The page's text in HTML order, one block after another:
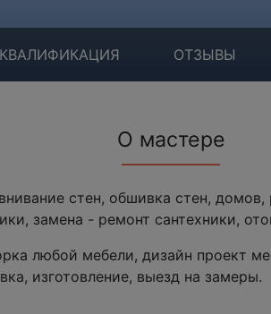
КВАЛИФИКАЦИЯ ОТЗЫВЫ
О мастере
стен, обшивка стен, домов,
замена - ремонт сантехники,
любой мебели, дизайн проект
изготовление, выезд на замеры.